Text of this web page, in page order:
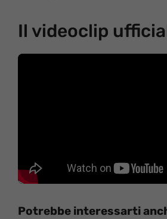
Il videoclip
Potrebbe interessarti